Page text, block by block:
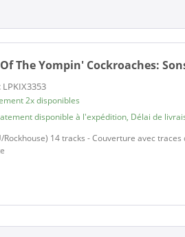
The Yompin' Cockroaches:
2x disponibles
disponible à l'expédition, Délai de
Rockhouse) 14 tracks - Couverture avec